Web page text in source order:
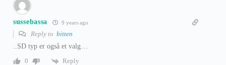
sussebassa 9 years ago
Reply to bitten
..SD typ er også et valg…
0
Reply